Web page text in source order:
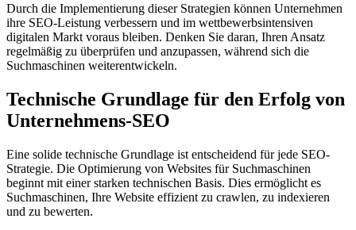
Durch die Implementierung dieser Strategien können Unternehmen
ihre SEO-Leistung verbessern und im wettbewerbsintensiven
digitalen Markt voraus bleiben. Denken Sie daran, Ihren Ansatz
regelmäßig zu überprüfen und anzupassen, während sich die
Suchmaschinen weiterentwickeln.
Technische Grundlage für den Erfolg von
Unternehmens-SEO
Eine solide technische Grundlage ist entscheidend für jede SEO-
Strategie. Die Optimierung von Websites für Suchmaschinen
beginnt mit einer starken technischen Basis. Dies ermöglicht es
Suchmaschinen, Ihre Website effizient zu crawlen, zu indexieren
und zu bewerten.